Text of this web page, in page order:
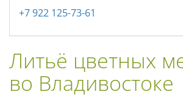
+7 922 125-73-61
Литьё цветных
во Владивостоке